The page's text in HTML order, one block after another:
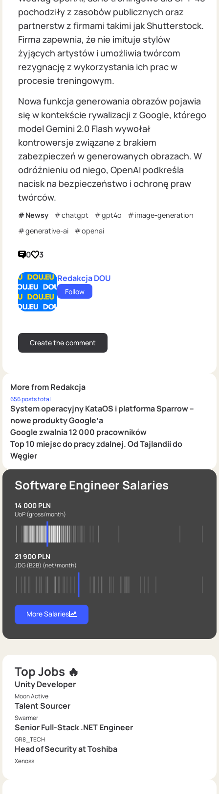
More from Redakcja
656 posts total
System operacyjny KataOS i platforma Sparrow –
nowe produkty Google’a
Google zwalnia 12 000 pracowników
Top 10 miejsc do pracy zdalnej. Od Tajlandii do
Węgier
pochodziły z zasobów publicznych oraz
partnerstw z firmami takimi jak Shutterstock.
Firma zapewnia, że nie imituje stylów
żyjących artystów i umożliwia twórcom
rezygnację z wykorzystania ich prac w
procesie treningowym.
Nowa funkcja generowania obrazów pojawia
się w kontekście rywalizacji z Google, którego
model Gemini 2.0 Flash wywołał
kontrowersje związane z brakiem
zabezpieczeń w generowanych obrazach. W
odróżnieniu od niego, OpenAI podkreśla
nacisk na bezpieczeństwo i ochronę praw
twórców.
Newsy chatgpt gpt4o
image-generation
generative-ai
openai
0 3
Redakcja DOU
Follow
Software Engineer Salaries
14 000 PLN
UoP(gross/month)
21 900 PLN
JDG (B2B) (net/month)
More Salaries
Top Jobs 🔥
Unity Developer
Moon Active
Talent Sourcer
Swarmer
Senior Full-Stack .NET Engineer
GR8_TECH
Head of Security at Toshiba
Xenoss